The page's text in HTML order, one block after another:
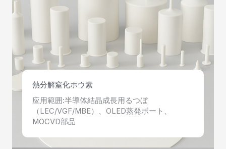
熱分解窒化ホウ素
应用範囲:半導体結晶成長用るつぼ
（LEC/VGF/MBE）、OLED蒸発ボート、
MOCVD部品